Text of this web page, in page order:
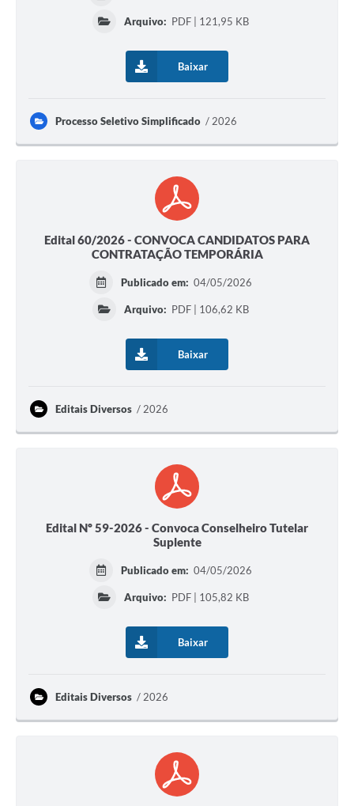
Arquivo: PDF | 121,95 KB
Baixar
Processo Seletivo Simplificado 2026
Edital 60/2026 - CONVOCA CANDIDATOS PARA
CONTRATAÇÃO TEMPORÁRIA
Publicado em: 04/05/2026
Arquivo: PDF | 106,62 KB
Baixar
Editais Diversos 2026
Edital Nº 59-2026 - Convoca Conselheiro Tutelar
Suplente
Publicado em: 04/05/2026
Arquivo: PDF | 105,82 KB
Baixar
Editais Diversos 2026